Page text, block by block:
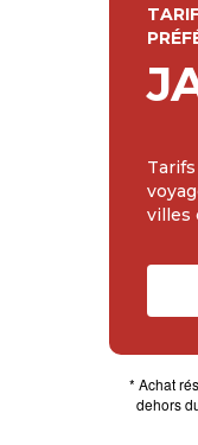
villes
* Achat
dehors